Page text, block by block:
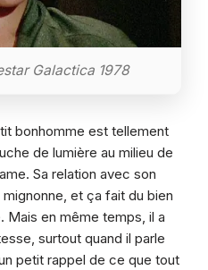
Galactica 1978
bonhomme est tellement
de lumière au milieu de
Sa relation avec son
et ça fait du bien
Mais en même temps, il a
surtout quand il parle
petit rappel de ce que tout